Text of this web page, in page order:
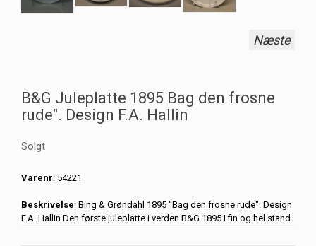
Næste
B&G Juleplatte 1895 Bag den frosne
rude". Design F.A. Hallin
Solgt
Varenr: 54221
Beskrivelse: Bing & Grøndahl 1895 "Bag den frosne rude". Design
F.A. Hallin Den første juleplatte i verden B&G 1895 I fin og hel stand